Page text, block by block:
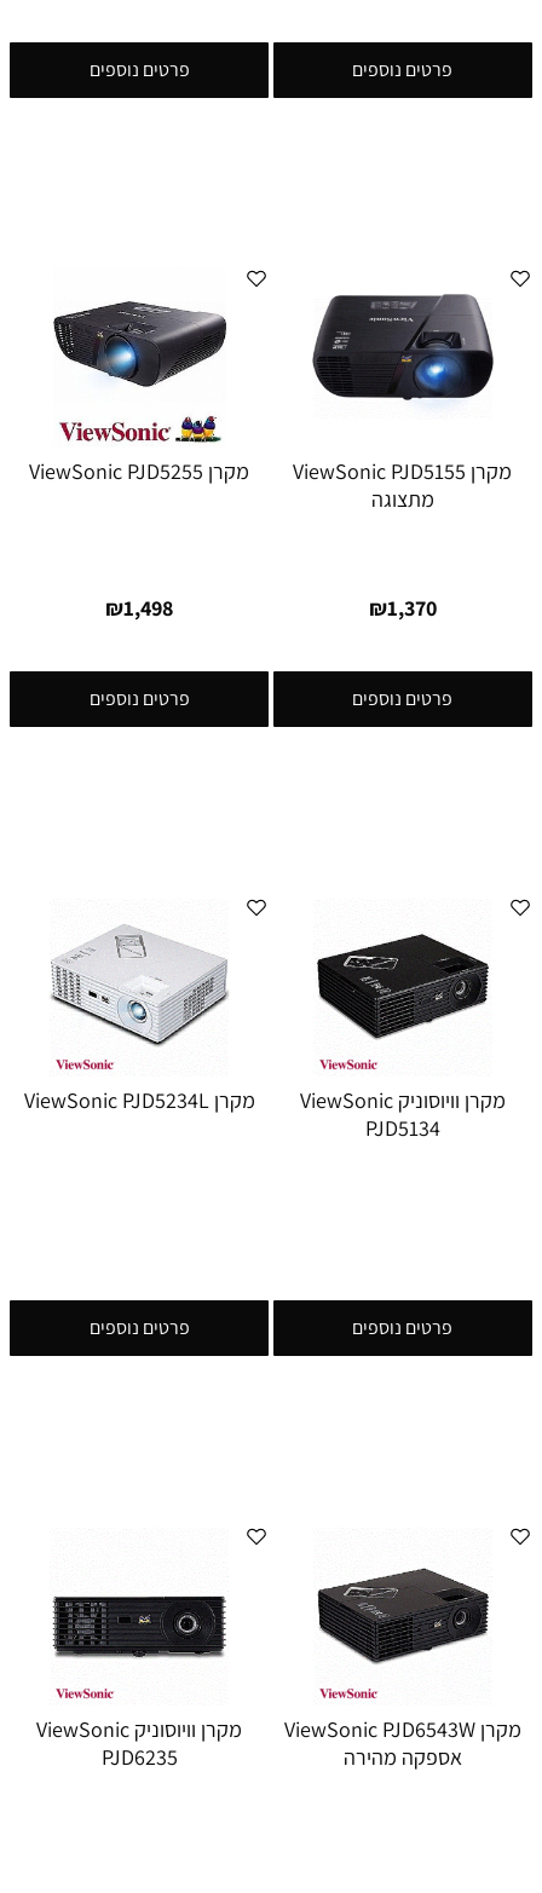
פרטים נוספים פרטים נוספים
מקרן ViewSonic PJD5155
מתצוגה
₪1,370
פרטים נוספים
מקרן ViewSonic PJD5255
₪1,498
פרטים נוספים
מקרן וויוסוניק ViewSonic
PJD5134
פרטים נוספים
מקרן ViewSonic PJD5234L
פרטים נוספים
מקרן ViewSonic PJD6543W
אספקה מהירה
מקרן וויוסוניק ViewSonic
PJD6235